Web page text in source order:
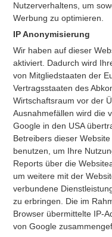
Nutzerverhaltens, um
Werbung zu optimieren.
IP Anonymisierung
Wir haben auf dieser
aktiviert. Dadurch wird
von Mitgliedstaaten der
Vertragsstaaten des
Wirtschaftsraum vor der
Ausnahmefällen wird die
Google in den USA
Betreibers dieser
benutzen, um Ihre
Reports über die
um weitere mit der
verbundene
zu erbringen. Die im
Browser übermittelte IP-
von Google